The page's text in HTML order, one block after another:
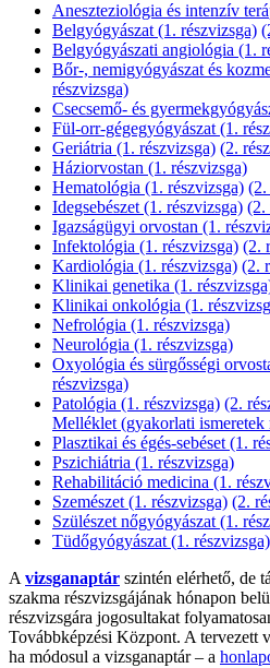
Aneszteziológia és intenzív
Belgyógyászat (1. részvizsga)
Belgyógyászati angiológia (1.
Bőr-, nemigyógyászat és
részvizsga)
Csecsemő- és
Fül-orr-gégegyógyászat (1.
Geriátria (1. részvizsga) (2.
Háziorvostan (1. részvizsga)
Hematológia (1. részvizsga) (2.
Idegsebészet (1. részvizsga) (2.
Igazságügyi orvostan (1.
Infektológia (1. részvizsga) (2.
Kardiológia (1. részvizsga) (2.
Klinikai genetika (1.
Klinikai onkológia (1.
Nefrológia (1. részvizsga)
Neurológia (1. részvizsga)
Oxyológia és sürgősségi
részvizsga)
Patológia (1. részvizsga) (2.
Melléklet (gyakorlati ismeretek
Plasztikai és égés-sebéset (1.
Pszichiátria (1. részvizsga)
Rehabilitáció medicina (1.
Szemészet (1. részvizsga) (2.
Szülészet nőgyógyászat (1.
Tüdőgyógyászat (1. részvizsga)
A vizsganaptár szintén elérhető, de
szakma részvizsgájának hónapon
részvizsgára jogosultakat
Továbbképzési Központ. A tervezett
ha módosul a vizsganaptár – a